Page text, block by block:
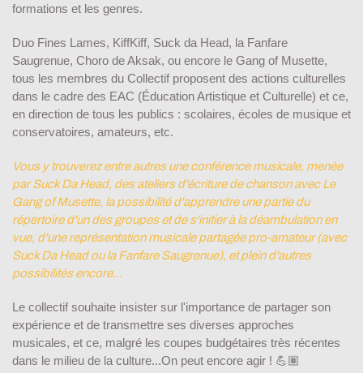
formations et les genres.
Duo Fines Lames, KiffKiff, Suck da Head, la Fanfare
Saugrenue, Choro de Aksak, ou encore le Gang of Musette,
tous les membres du Collectif proposent des actions culturelles
dans le cadre des EAC (Éducation Artistique et Culturelle) et ce,
en direction de tous les publics : scolaires, écoles de musique et
conservatoires, amateurs, etc.
Vous y trouverez entre autres une conférence musicale, menée
par Suck Da Head, des ateliers d'écriture de chanson avec Le
Gang of Musette, la possibilité d'apprendre une partie du
répertoire d'un des groupes et de s'initier à la déambulation en
vue, d'une représentationmusicalepartagéepro-amateur (avec
Suck Da Head ou la Fanfare Saugrenue), et plein d'autres
possibilités encore...
Le collectif souhaite insister sur l'importance de partager son
expérience et de transmettre ses diverses approches
musicales, et ce, malgré les coupes budgétaires très récentes
dans le milieu de la culture...On peut encore agir ! 💪🏽